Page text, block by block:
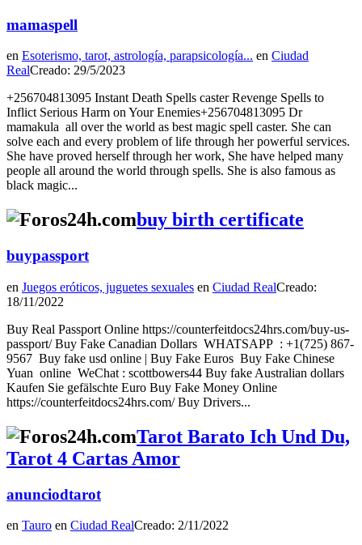
mamaspell
en Esoterismo, tarot, astrología, parapsicología... en Ciudad
RealCreado: 29/5/2023
+256704813095 Instant Death Spells caster Revenge Spells to
Inflict Serious Harm on Your Enemies+256704813095 Dr
mamakula all over the world as best magic spell caster. She can
solve each and every problem of life through her powerful services.
She have proved herself through her work, She have helped many
people all around the world through spells. She is also famous as
black magic...
buy birth certificate
buypassport
en Juegos eróticos, juguetes sexuales en Ciudad RealCreado:
18/11/2022
Buy Real Passport Online https://counterfeitdocs24hrs.com/buy-us-
passport/ Buy Fake Canadian Dollars WHATSAPP : +1(725) 867-
9567 Buy fake usd online | Buy Fake Euros Buy Fake Chinese
Yuan online WeChat : scottbowers44 Buy fake Australian dollars
Kaufen Sie gefälschte Euro Buy Fake Money Online
https://counterfeitdocs24hrs.com/ Buy Drivers...
Tarot Barato Ich Und Du,
Tarot 4 Cartas Amor
anunciodtarot
en Tauro en Ciudad RealCreado: 2/11/2022